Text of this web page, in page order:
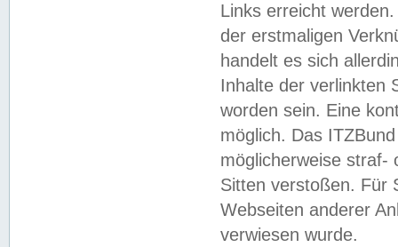
Links erreicht
der erstmaligen
handelt es sich
Inhalte der verlinkten
worden sein. Eine
möglich. Das
möglicherweise straf-
Sitten verstoßen. Für
Webseiten anderer
verwiesen wurde.